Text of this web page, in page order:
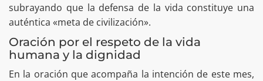
subrayando que la defensa de la vida constituye una
auténtica «meta de civilización».
Oración por el respeto de la vida
humana y la dignidad
En la oración que acompaña la intención de este mes,